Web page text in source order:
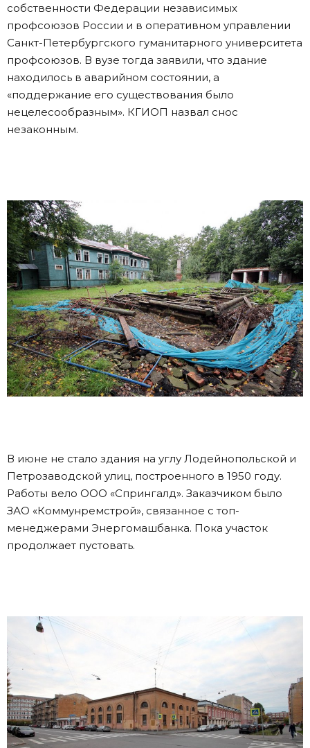
собственности Федерации независимых
профсоюзов России и в оперативном управлении
Санкт-Петербургского гуманитарного университета
профсоюзов. В вузе тогда заявили, что здание
находилось в аварийном состоянии, а
«поддержание его существования было
нецелесообразным». КГИОП назвал снос
незаконным.
В июне не стало здания на углу Лодейнопольской и
Петрозаводской улиц, построенного в 1950 году.
Работы вело ООО «Спрингалд». Заказчиком было
ЗАО «Коммунремстрой», связанное с топ-
менеджерами Энергомашбанка. Пока участок
продолжает пустовать.